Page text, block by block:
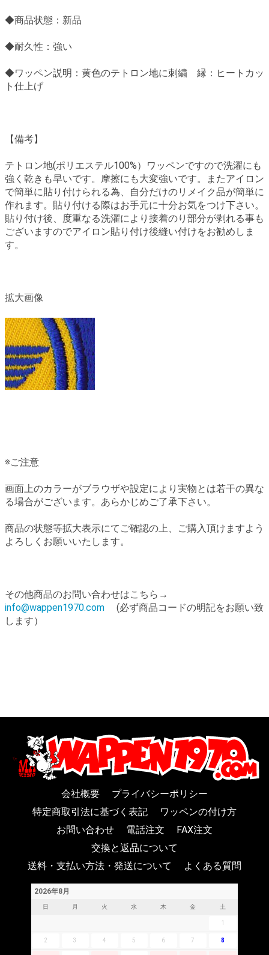
◆商品状態：新品
◆耐久性：強い
◆ワッペン説明：黄色のテトロン地に刺繍 縁：ヒートカッ
ト仕上げ
【備考】
テトロン地(ポリエステル100%）ワッペンですので洗濯にも
強く乾きも早いです。摩擦にも大変強いです。またアイロン
で簡単に貼り付けられる為、自分だけのリメイク品が簡単に
作れます。貼り付ける際はお手元に十分お気をつけ下さい。
貼り付け後、度重なる洗濯により接着のり部分が剥れる事も
ございますのでアイロン貼り付け後縫い付けをお勧めしま
す。
拡大画像
※ご注意
画面上のカラーがブラウザや設定により実物とは若干の異な
る場合がございます。あらかじめご了承下さい。
商品の状態等拡大表示にてご確認の上、ご購入頂けますよう
よろしくお願いいたします。
その他商品のお問い合わせはこちら→
info@wappen1970.com (必ず商品コードの明記をお願い致
します）
会社概要
プライバシーポリシー
特定商取引法に基づく表記
ワッペンの付け方
お問い合わせ
電話注文
FAX注文
交換と返品について
送料・支払い方法・発送について
よくある質問
2026年8月
日 月 火 水 木 金 土
1
2 3 4 5 6 7 8